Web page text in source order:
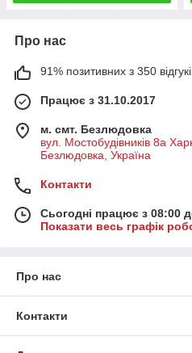
Про нас
91% позитивних з 350
Працює з 31.10.2017
м. смт. Безлюдовка
вул. Мостобудівників 8а
Безлюдовка, Україна
Контакти
Сьогодні працює з 08:00
Показати весь графік
Про нас
Контакти